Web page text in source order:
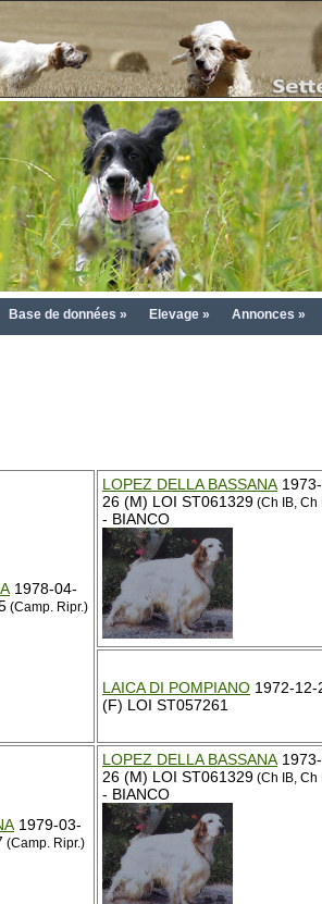
Base de données » Elevage » Annonces »
1978-04-
(Camp. Ripr.)
LOPEZ DELLA BASSANA
26 (M) LOI ST061329 (Ch IB, Ch
- BIANCO
LAICA DI POMPIANO 1972-12-
(F) LOI ST057261
1979-03-
(Camp. Ripr.)
LOPEZ DELLA BASSANA
26 (M) LOI ST061329 (Ch IB, Ch
- BIANCO